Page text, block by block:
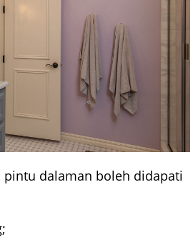
pintu dalaman boleh didapati